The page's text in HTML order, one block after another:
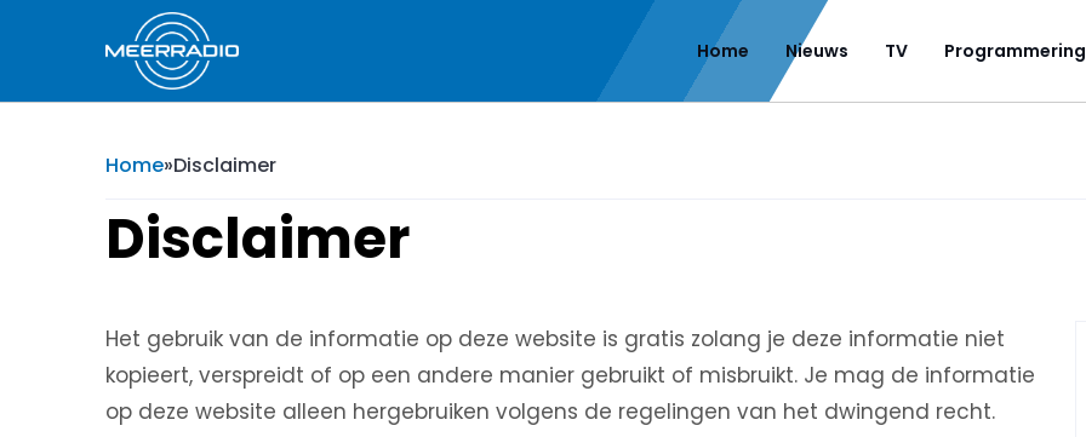
Home Nieuws TV Programmering
Home»Disclaimer
Disclaimer
Het gebruik van de informatie op deze website is gratis zolang je deze informatie niet
kopieert, verspreidt of op een andere manier gebruikt of misbruikt. Je mag de informatie
op deze website alleen hergebruiken volgens de regelingen van het dwingend recht.